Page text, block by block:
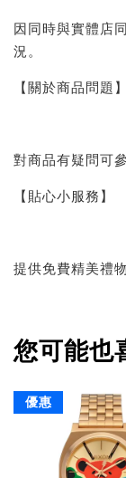
因同時與實體店
況。
【關於商品問題】
對商品有疑問可
【貼心小服務】
提供免費精美禮
您可能也
優惠